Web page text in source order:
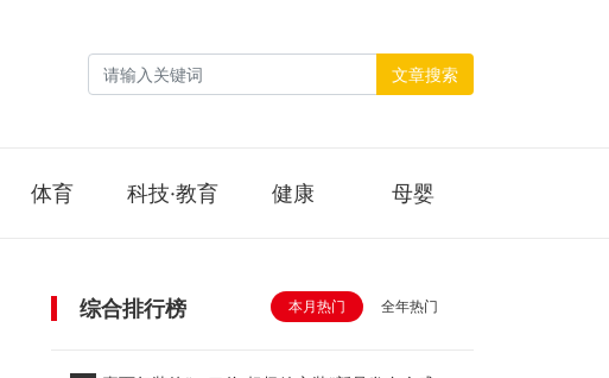
文章搜索
体育 科技·教育 健康 母婴
综合排行榜 本月热门 全年热门